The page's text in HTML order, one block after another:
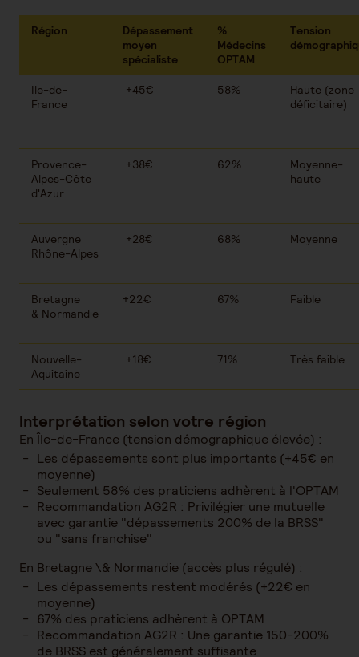
Région
Dépassement
moyen
spécialiste
%
Médecins
OPTAM
Tension
Ile-de-
France
+45€ 58%
Haute (zone
déficitaire)
Provence-
Alpes-Côte
d'Azur
+38€ 62%
Moyenne-
haute
Auvergne
Rhône-Alpes
+28€ 68% Moyenne
Bretagne
& Normandie
+22€ 67% Faible
Nouvelle-
Aquitaine
+18€ 71% Très faible
Interprétation selon votre région
En Île-de-France (tension démographique élevée) :
Les dépassements sont plus importants (+45€ en
moyenne)
Seulement 58% des praticiens adhèrent à l'OPTAM
Recommandation AG2R : Privilégier une mutuelle
avec garantie "dépassements 200% de la BRSS"
ou "sans franchise"
En Bretagne \& Normandie (accès plus régulé) :
Les dépassements restent modérés (+22€ en
moyenne)
67% des praticiens adhèrent à OPTAM
Recommandation AG2R : Une garantie 150-200%
de BRSS est généralement suffisante